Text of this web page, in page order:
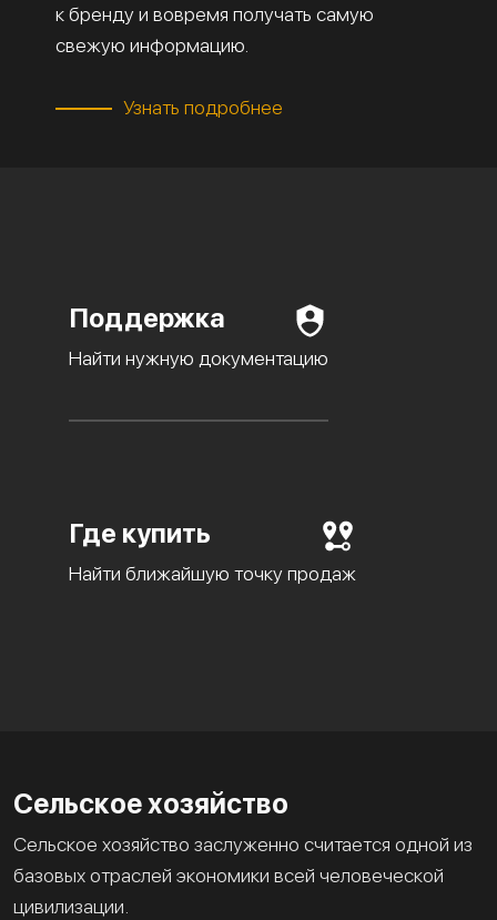
к бренду и вовремя получать самую
свежую информацию.
Узнать подробнее
Поддержка
Найти нужную документацию
Где купить
Найти ближайшую точку продаж
Сельское хозяйство
Сельское хозяйство заслуженно считается одной из
базовых отраслей экономики всей человеческой
цивилизации.